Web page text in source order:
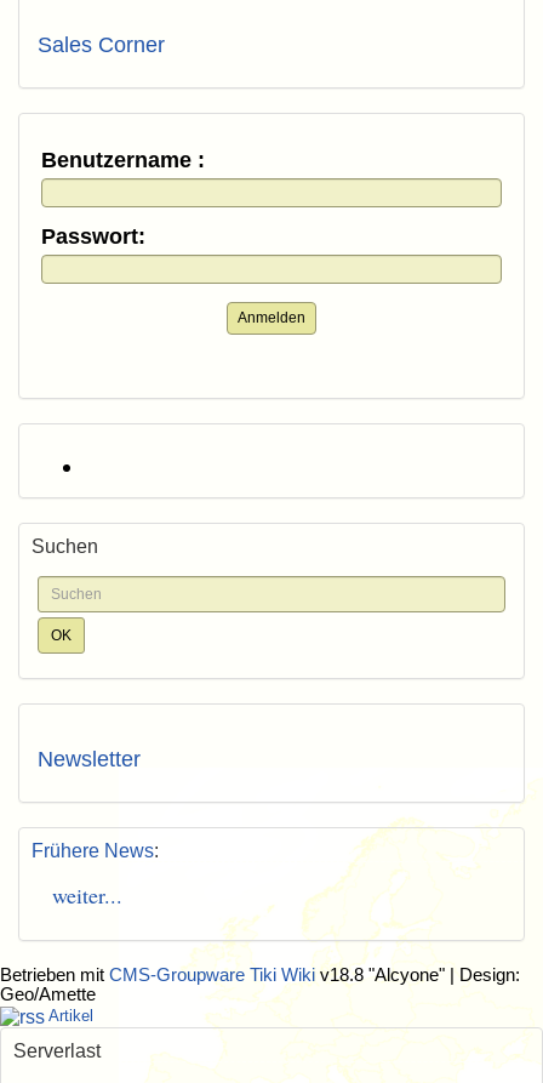
Sales Corner
Benutzername :
Passwort:
Anmelden
Suchen
Newsletter
Frühere News:
weiter...
Betrieben mit CMS-Groupware Tiki Wiki v18.8 "Alcyone" | Design:
Geo/Amette
Artikel
Serverlast